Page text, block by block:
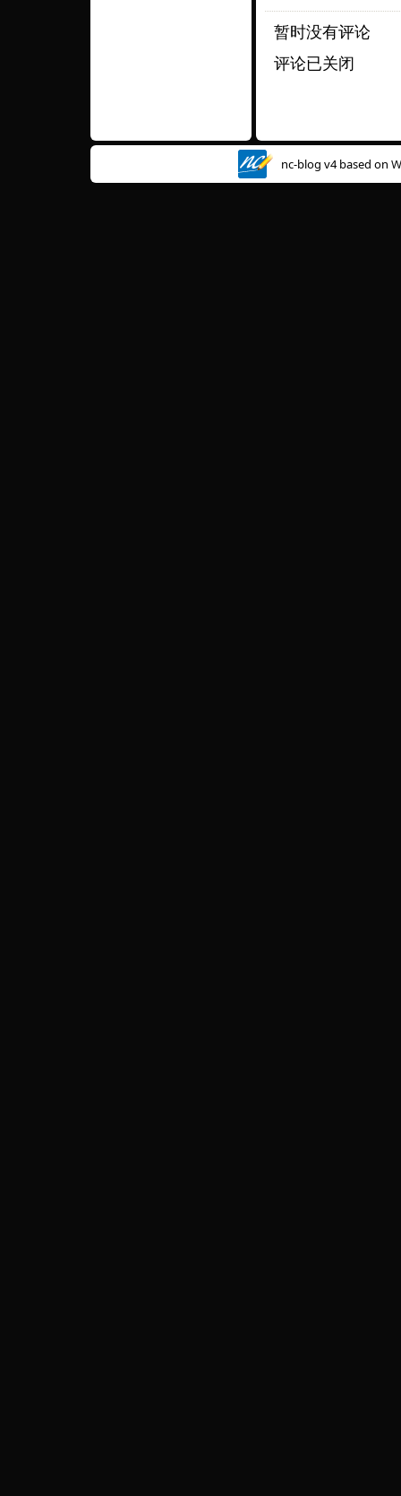
暂时没有评论
评论已关闭
nc-blog v4 based on